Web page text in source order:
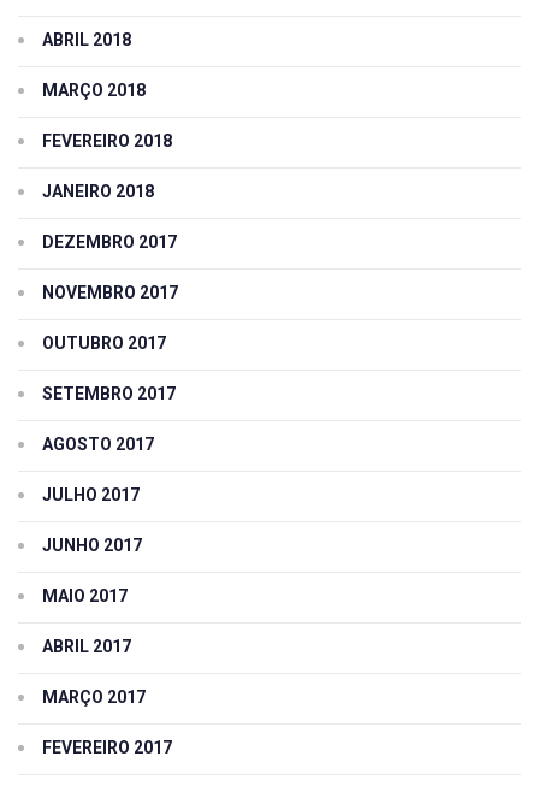
ABRIL 2018
MARÇO 2018
FEVEREIRO 2018
JANEIRO 2018
DEZEMBRO 2017
NOVEMBRO 2017
OUTUBRO 2017
SETEMBRO 2017
AGOSTO 2017
JULHO 2017
JUNHO 2017
MAIO 2017
ABRIL 2017
MARÇO 2017
FEVEREIRO 2017